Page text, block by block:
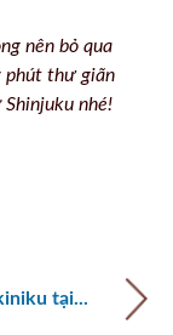
nên bỏ qua
phút thư giãn
nhé!
tại...